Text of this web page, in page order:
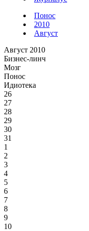
Понос
2010
Август
Август 2010
Бизнес-линч
Мозг
Понос
Идиотека
26
27
28
29
30
31
1
2
3
4
5
6
7
8
9
10